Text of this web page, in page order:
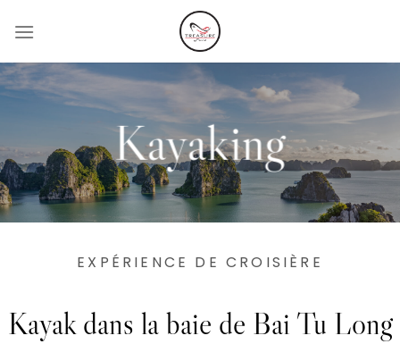
au
Kayaking
EXPÉRIENCE DE CROISIÈRE
Kayak dans la baie de Bai Tu Long